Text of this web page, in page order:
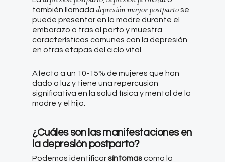
también llamada depresión mayor postpartose
puede presentar en la madre durante el
embarazo o tras al parto y muestra
características comunes con la depresión
en otras etapas del ciclo vital.
Afecta a un 10-15% de mujeres que han
dado a luz y tiene una repercusión
significativa en la salud física y mental de la
madre y el hijo.
¿Cuáles son las manifestaciones en
la depresión postparto?
Podemos identificarsíntomascomo la